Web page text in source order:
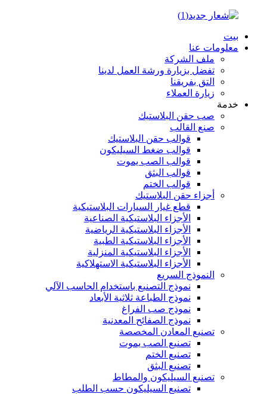
بيت
معلومات عنا
ملف الشركة
تفضل بزيارة ورشة العمل لدينا
التق بفريقنا
زيارة العملاء
خدمة
صب حقن البلاستيك
صنع القالب
قوالب حقن البلاستيك
قوالب ضغط السيليكون
قوالب الصب يموت
قوالب البثق
قوالب الختم
أجزاء حقن البلاستيك
قطع غيار السيارات البلاستيكية
الأجزاء البلاستيكية الصناعية
الأجزاء البلاستيكية الرياضية
الأجزاء البلاستيكية الطبية
الأجزاء البلاستيكية المنزلية
الأجزاء البلاستيكية الاستهلاكية
النموذج السريع
نموذج التصنيع باستخدام الحاسب الآلي
نموذج الطباعة ثلاثية الأبعاد
نموذج صب الفراغ
نموذج الصفائح المعدنية
تصنيع المعادن المخصصة
تصنيع الصب يموت
تصنيع الختم
تصنيع البثق
تصنيع السيليكون والمطاط
تصنيع السيليكون حسب الطلب